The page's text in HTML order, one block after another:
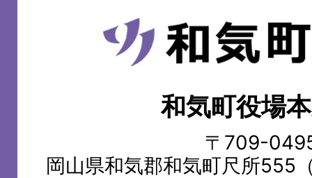
和
気
和気町役場
〒709-
岡山県和気郡和気町尺所555